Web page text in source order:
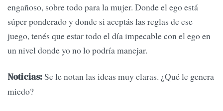
engañoso, sobre todo para la mujer. Donde el ego está
súper ponderado y donde si aceptás las reglas de ese
juego, tenés que estar todo el día impecable con el ego en
un nivel donde yo no lo podría manejar.
Noticias:Se le notan las ideas muy claras. ¿Qué le genera
miedo?